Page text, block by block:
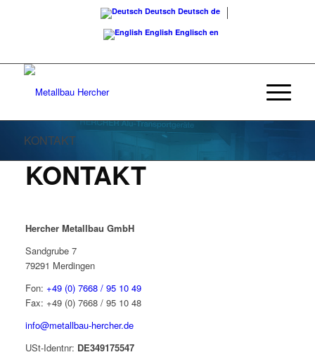
Deutsch Deutsch de
English Englisch en
KONTAKT
KONTAKT
Hercher Metallbau GmbH
Sandgrube 7
79291 Merdingen
Fon: +49 (0) 7668 / 95 10 49
Fax: +49 (0) 7668 / 95 10 48
info@metallbau-hercher.de
USt-Identnr: DE349175547